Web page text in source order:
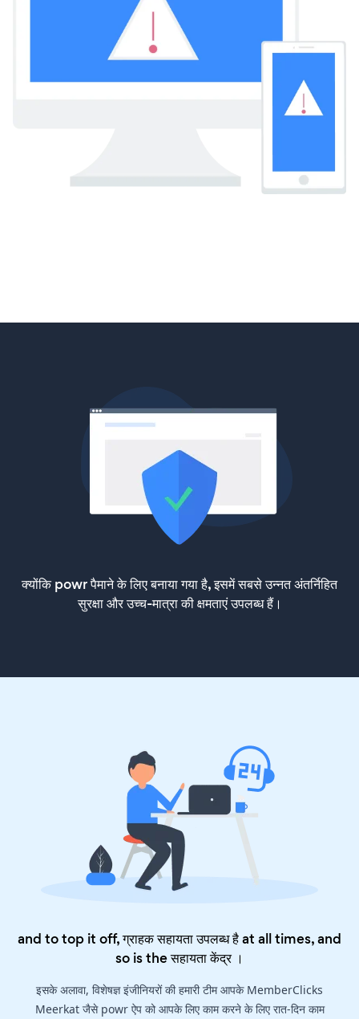
क्योंकि powr पैमाने के लिए बनाया गया है, इसमें सबसे उन्नत अंतर्निहित
सुरक्षा और उच्च-मात्रा की क्षमताएं उपलब्ध हैं।
and to top it off, ग्राहक सहायता उपलब्ध है at all times, and
so is theसहायता केंद्र।
इसके अलावा, विशेषज्ञ इंजीनियरों की हमारी टीम आपके MemberClicks
Meerkat जैसे powr ऐप को आपके लिए काम करने के लिए रात-दिन काम